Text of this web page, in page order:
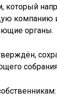
который
компанию
органы.